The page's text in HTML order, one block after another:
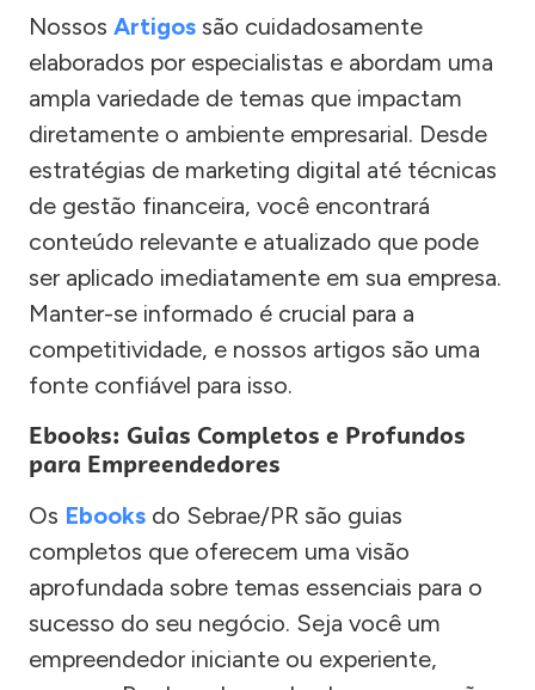
Nossos Artigos são cuidadosamente
elaborados por especialistas e abordam uma
ampla variedade de temas que impactam
diretamente o ambiente empresarial. Desde
estratégias de marketing digital até técnicas
de gestão financeira, você encontrará
conteúdo relevante e atualizado que pode
ser aplicado imediatamente em sua empresa.
Manter-se informado é crucial para a
competitividade, e nossos artigos são uma
fonte confiável para isso.
Ebooks: Guias Completos e Profundos
para Empreendedores
Os Ebooks do Sebrae/PR são guias
completos que oferecem uma visão
aprofundada sobre temas essenciais para o
sucesso do seu negócio. Seja você um
empreendedor iniciante ou experiente,